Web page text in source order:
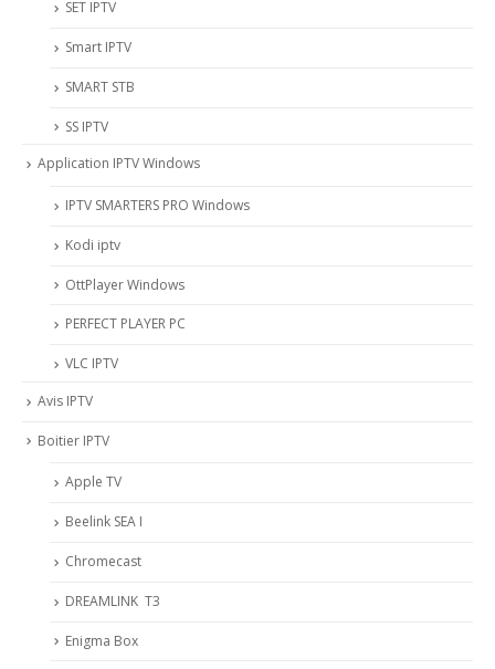
SET IPTV
Smart IPTV
SMART STB
SS IPTV
Application IPTV Windows
IPTV SMARTERS PRO Windows
Kodi iptv
OttPlayer Windows
PERFECT PLAYER PC
VLC IPTV
Avis IPTV
Boitier IPTV
Apple TV
Beelink SEA I
Chromecast
DREAMLINK T3
Enigma Box